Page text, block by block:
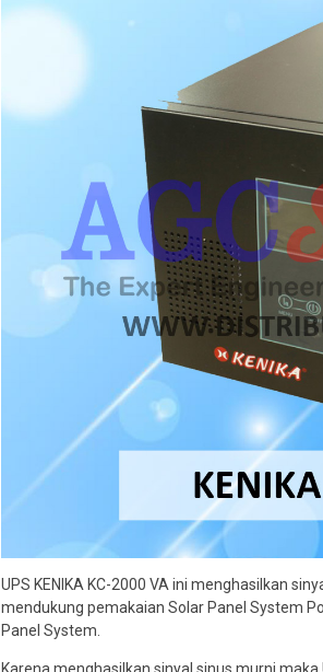
UPS KENIKA KC-2000 VA ini menghasilkan
mendukung pemakaian Solar Panel System
Panel System.